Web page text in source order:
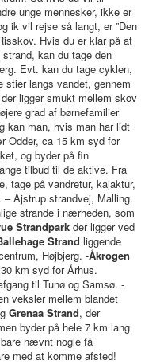
unge mennesker, ikke er
ik vil rejse så langt, er ”Den
Hvis du er klar på at
kan du tage den
Evt. kan du tage cyklen,
stier langs vandet, gennem
ligger smukt mellem skov
grad af børnefamilier
kan man, hvis man har lidt
Odder, ca 15 km syd for
og byder på fin
tilbud til de aktive. Fra
tage på vandretur, kajaktur,
Ajstrup strandvej, Malling.
strande i nærheden, som
Strandpark der ligger ved
Strand liggende
Højbjerg. -Åkrogen
km syd for Århus.
til Tunø og Samsø. -
veksler mellem blandet
Grenaa Strand, der
byder på hele 7 km lang
nævnt nogle få
med at komme afsted!